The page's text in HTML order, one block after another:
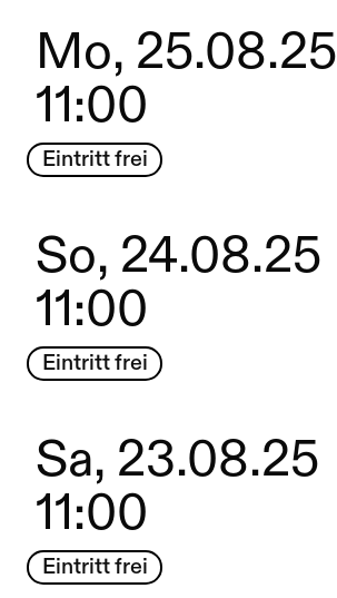
Mo, 25.08.25
11:00
Eintritt frei
So, 24.08.25
11:00
Eintritt frei
Sa, 23.08.25
11:00
Eintritt frei